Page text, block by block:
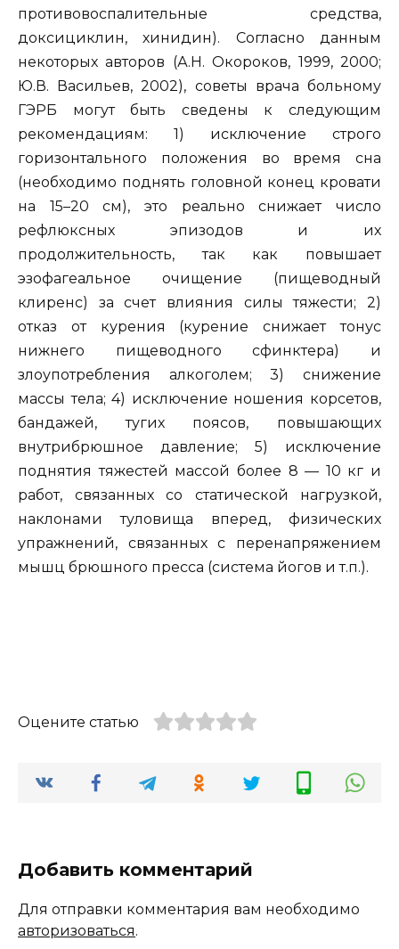
противовоспалительные средства,
доксициклин, хинидин). Согласно данным
некоторых авторов (А.Н. Окороков, 1999, 2000;
Ю.В. Васильев, 2002), советы врача больному
ГЭРБ могут быть сведены к следующим
рекомендациям: 1) исключение строго
горизонтального положения во время сна
(необходимо поднять головной конец кровати
на 15–20 см), это реально снижает число
рефлюксных эпизодов и их
продолжительность, так как повышает
эзофагеальное очищение (пищеводный
клиренс) за счет влияния силы тяжести; 2)
отказ от курения (курение снижает тонус
нижнего пищеводного сфинктера) и
злоупотребления алкоголем; 3) снижение
массы тела; 4) исключение ношения корсетов,
бандажей, тугих поясов, повышающих
внутрибрюшное давление; 5) исключение
поднятия тяжестей массой более 8 — 10 кг и
работ, связанных со статической нагрузкой,
наклонами туловища вперед, физических
упражнений, связанных с перенапряжением
мышц брюшного пресса (система йогов и т.п.).
Оцените статью
Добавить комментарий
Для отправки комментария вам необходимо
авторизоваться.